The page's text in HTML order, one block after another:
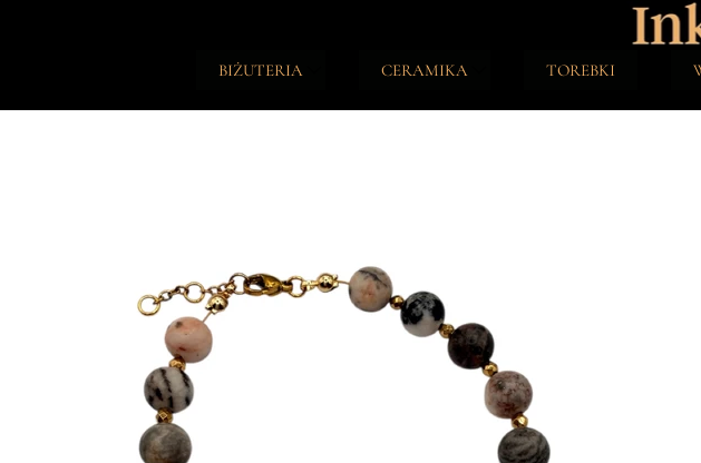
BIŻUTERIA
TALIZMANY
CERAMIKA
ŚWIECZKI
TOREBKI